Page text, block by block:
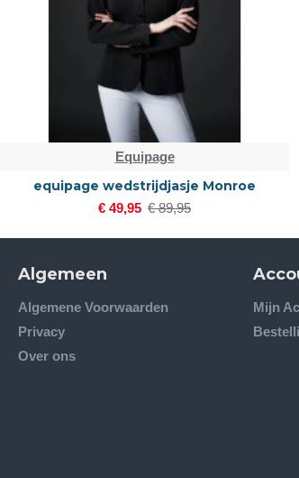
Equipage
equipage wedstrijdjasje Monroe
€ 49,95 € 89,95
Algemeen
Algemene Voorwaarden
Privacy
Over ons
Mijn